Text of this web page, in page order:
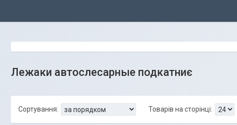
Лежаки автослесарные подкатниє